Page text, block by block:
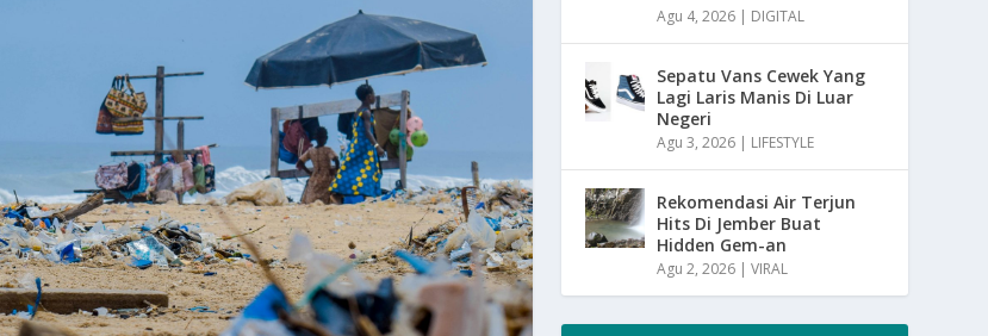
Agu 4, 2026 | DIGITAL
Sepatu Vans Cewek Yang
Lagi Laris Manis Di Luar
Negeri
Agu 3, 2026 | LIFESTYLE
Rekomendasi Air Terjun
Hits Di Jember Buat
Hidden Gem-an
Agu 2, 2026 |VIRAL